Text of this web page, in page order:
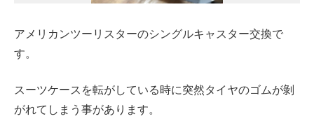
アメリカンツーリスターのシングルキャスター交換で
す。
スーツケースを転がしている時に突然タイヤのゴムが剝
がれてしまう事があります。